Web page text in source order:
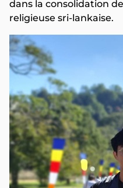
dans la consolidation
religieuse sri-lankaise.